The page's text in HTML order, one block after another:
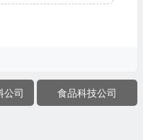
公司 食品科技公司